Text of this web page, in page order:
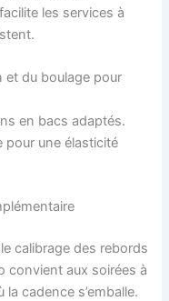
les services à
et du boulage pour
en bacs adaptés.
pour une élasticité
calibrage des rebords
convient aux soirées à
cadence s’emballe.